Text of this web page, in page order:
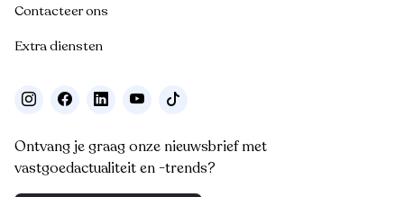
Contacteer ons
Extra diensten
Ontvang je graag onze nieuwsbrief met
vastgoedactualiteit en -trends?